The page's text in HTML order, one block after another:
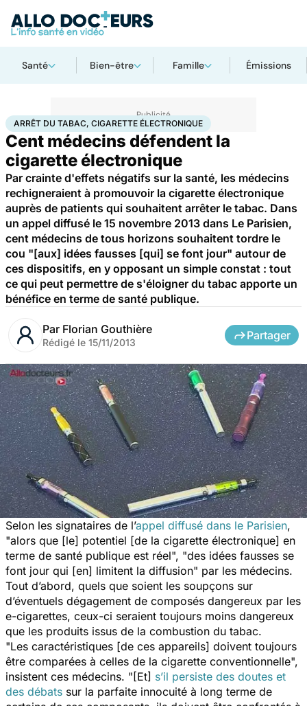
Santé Bien-être Famille Émissions
AccueilSantéSociétéArrêt du tabac, cigarette électronique
ARRÊT DU TABAC, CIGARETTE ÉLECTRONIQUE
Cent médecins défendent la
cigarette électronique
Par crainte d'effets négatifs sur la santé, les médecins
rechigneraient à promouvoir la cigarette électronique
auprès de patients qui souhaitent arrêter le tabac. Dans
un appel diffusé le 15 novembre 2013 dans Le Parisien,
cent médecins de tous horizons souhaitent tordre le
cou "[aux] idées fausses [qui] se font jour" autour de
ces dispositifs, en y opposant un simple constat : tout
ce qui peut permettre de s'éloigner du tabac apporte un
bénéfice en terme de santé publique.
Par Florian Gouthière
Rédigé le 15/11/2013
Partager
Selon les signataires de l’appel diffusé dans le Parisien,
"alors que [le] potentiel [de la cigarette électronique] en
terme de santé publique est réel", "des idées fausses se
font jour qui [en] limitent la diffusion" par les médecins.
Tout d’abord, quels que soient les soupçons sur
d’éventuels dégagement de composés dangereux par les
e-cigarettes, ceux-ci seraient toujours moins dangereux
que les produits issus de la combustion du tabac.
"Les caractéristiques [de ces appareils] doivent toujours
être comparées à celles de la cigarette conventionnelle",
insistent ces médecins. "[Et] s’il persiste des doutes et
des débats sur la parfaite innocuité à long terme de